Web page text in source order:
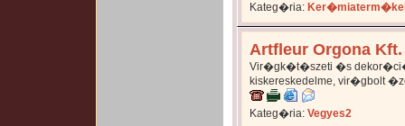
Kateg�ria:
Artfleur Orgona Kft.
Vir�gk�t�szeti �s
kiskereskedelme, vir�gbolt
Kateg�ria: Vegyes2